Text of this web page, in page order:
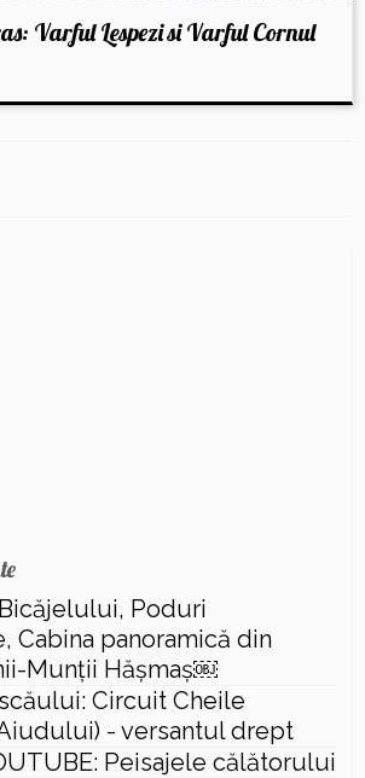
Varful Lespezi si Varful Cornul
Poduri
Cabina panoramică din
Munții Hășmaș￼
Circuit Cheile
- versantul drept
Peisajele călătorului